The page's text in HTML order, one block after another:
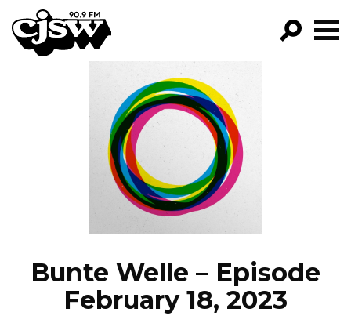
CJSW
FILTER BY:
PROGRAMS
EPISODES
NEWS
Bunte Welle – Episode
February 18, 2023